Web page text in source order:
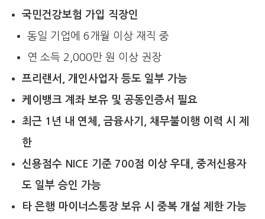
국민건강보험 가입 직장인
동일 기업에 6개월 이상 재직 중
연 소득 2,000만 원 이상 권장
프리랜서, 개인사업자 등도 일부 가능
케이뱅크 계좌 보유 및 공동인증서 필요
최근 1년 내 연체, 금융사기, 채무불이행 이력 시 제
한
신용점수 NICE 기준 700점 이상 우대, 중저신용자
도 일부 승인 가능
타 은행 마이너스통장 보유 시 중복 개설 제한 가능